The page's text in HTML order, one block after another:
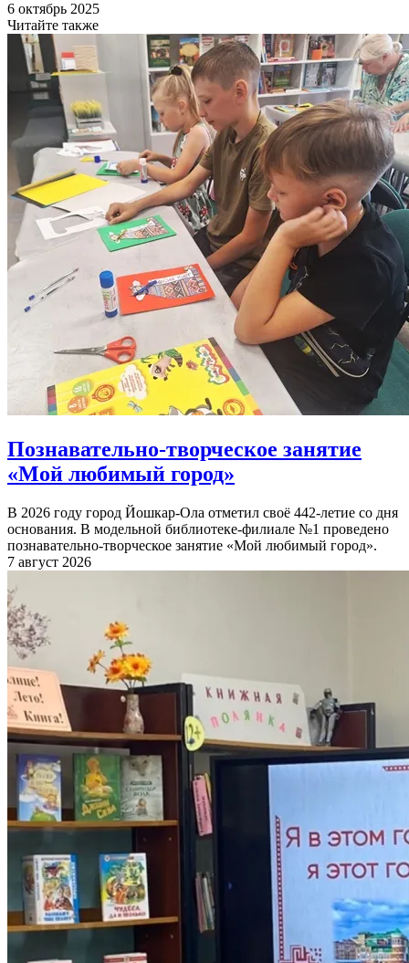
6 октябрь 2025
Читайте также
Познавательно-творческое занятие
«Мой любимый город»
В 2026 году город Йошкар-Ола отметил своё 442-летие со дня
основания. В модельной библиотеке-филиале №1 проведено
познавательно-творческое занятие «Мой любимый город».
7 август 2026